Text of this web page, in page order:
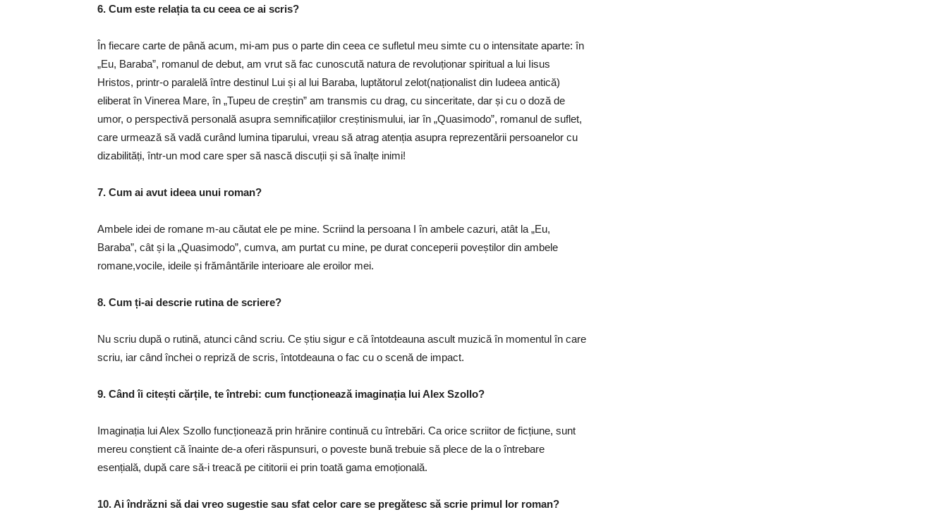
6. Cum este relația ta cu ceea ce ai scris?
În fiecare carte de până acum, mi-am pus o parte din ceea ce sufletul meu simte cu o intensitate aparte: în
„Eu, Baraba”, romanul de debut, am vrut să fac cunoscută natura de revoluționar spiritual a lui Iisus
Hristos, printr-o paralelă între destinul Lui și al lui Baraba, luptătorul zelot(naționalist din Iudeea antică)
eliberat în Vinerea Mare, în „Tupeu de creștin” am transmis cu drag, cu sinceritate, dar și cu o doză de
umor, o perspectivă personală asupra semnificațiilor creștinismului, iar în „Quasimodo”, romanul de suflet,
care urmează să vadă curând lumina tiparului, vreau să atrag atenția asupra reprezentării persoanelor cu
dizabilități, într-un mod care sper să nască discuții și să înalțe inimi!
7. Cum ai avut ideea unui roman?
Ambele idei de romane m-au căutat ele pe mine. Scriind la persoana I în ambele cazuri, atât la „Eu,
Baraba”, cât și la „Quasimodo”, cumva, am purtat cu mine, pe durat conceperii poveștilor din ambele
romane,vocile, ideile și frământările interioare ale eroilor mei.
8. Cum ți-ai descrie rutina de scriere?
Nu scriu după o rutină, atunci când scriu. Ce știu sigur e că întotdeauna ascult muzică în momentul în care
scriu, iar când închei o repriză de scris, întotdeauna o fac cu o scenă de impact.
9. Când îi citești cărțile, te întrebi: cum funcționează imaginația lui Alex Szollo?
Imaginația lui Alex Szollo funcționează prin hrănire continuă cu întrebări. Ca orice scriitor de ficțiune, sunt
mereu conștient că înainte de-a oferi răspunsuri, o poveste bună trebuie să plece de la o întrebare
esențială, după care să-i treacă pe cititorii ei prin toată gama emoțională.
10. Ai îndrăzni să dai vreo sugestie sau sfat celor care se pregătesc să scrie primul lor roman?